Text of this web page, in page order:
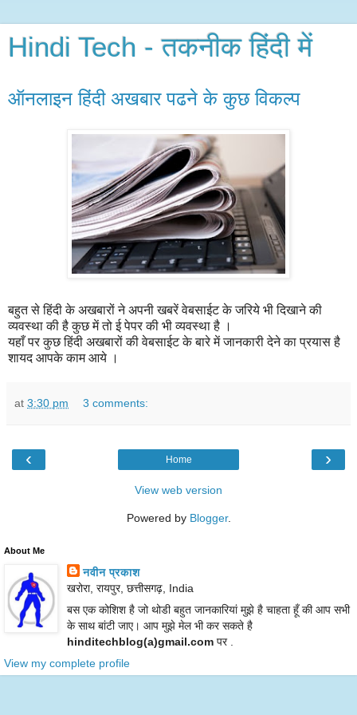
Hindi Tech - तकनीक हिंदी में
ऑनलाइन हिंदी अखबार पढने के कुछ विकल्प
बहुत से हिंदी के अखबारों ने अपनी खबरें वेबसाईट के जरिये भी दिखाने की
व्यवस्था की है कुछ में तो ई पेपर की भी व्यवस्था है ।
यहाँ पर कुछ हिंदी अखबारों की वेबसाईट के बारे में जानकारी देने का प्रयास है
शायद आपके काम आये ।
at 3:30 pm 3 comments:
‹ ›
Home
View web version
Powered by Blogger.
About Me
नवीन प्रकाश
खरोरा, रायपुर, छत्तीसगढ़, India
बस एक कोशिश है जो थोडी बहुत जानकारियां मुझे है चाहता हूँ की आप सभी
के साथ बांटी जाए। आप मुझे मेल भी कर सकते है
hinditechblog(a)gmail.comपर .
View my complete profile